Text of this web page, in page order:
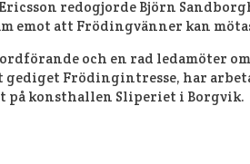
redogjorde Björn
att Frödingvänner kan
och en rad ledamöter
Frödingintresse, har
på konsthallen Sliperiet i Borgvik.